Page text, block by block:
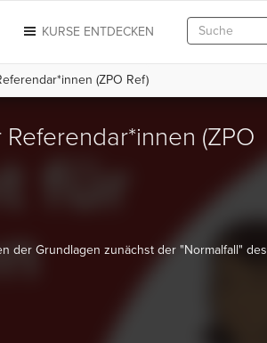
KURSE ENTDECKEN
(ZPO Ref)
(ZPO
der Grundlagen zunächst der "Normalfall" des